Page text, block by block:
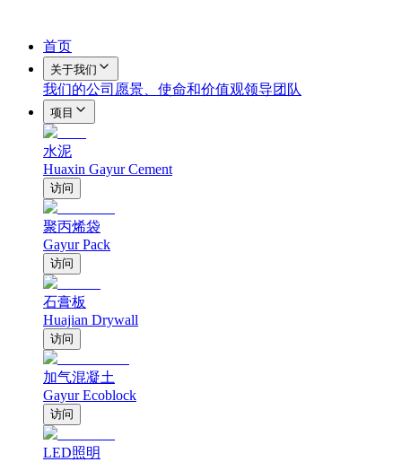
首页
关于我们
我们的公司 愿景、使命和价值观领导团队
项目
水泥
Huaxin Gayur Cement
访问
聚丙烯袋
Gayur Pack
访问
石膏板
Huajian Drywall
访问
加气混凝土
Gayur Ecoblock
访问
LED照明